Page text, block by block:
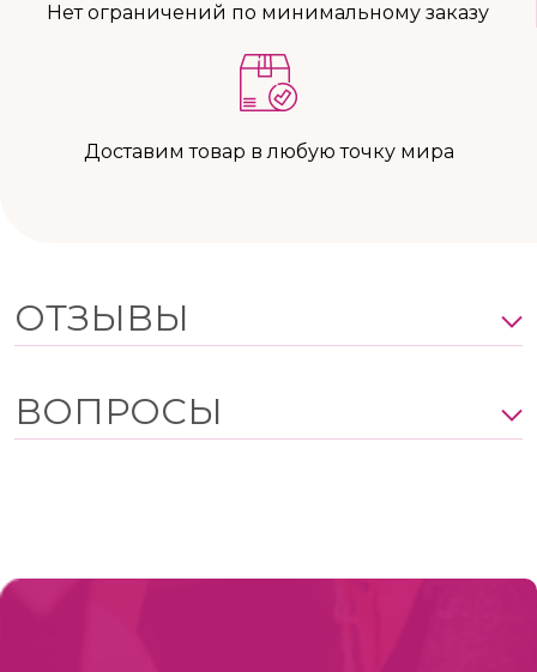
Нет ограничений по минимальному заказу
Доставим товар в любую точку мира
ОТЗЫВЫ
ВОПРОСЫ